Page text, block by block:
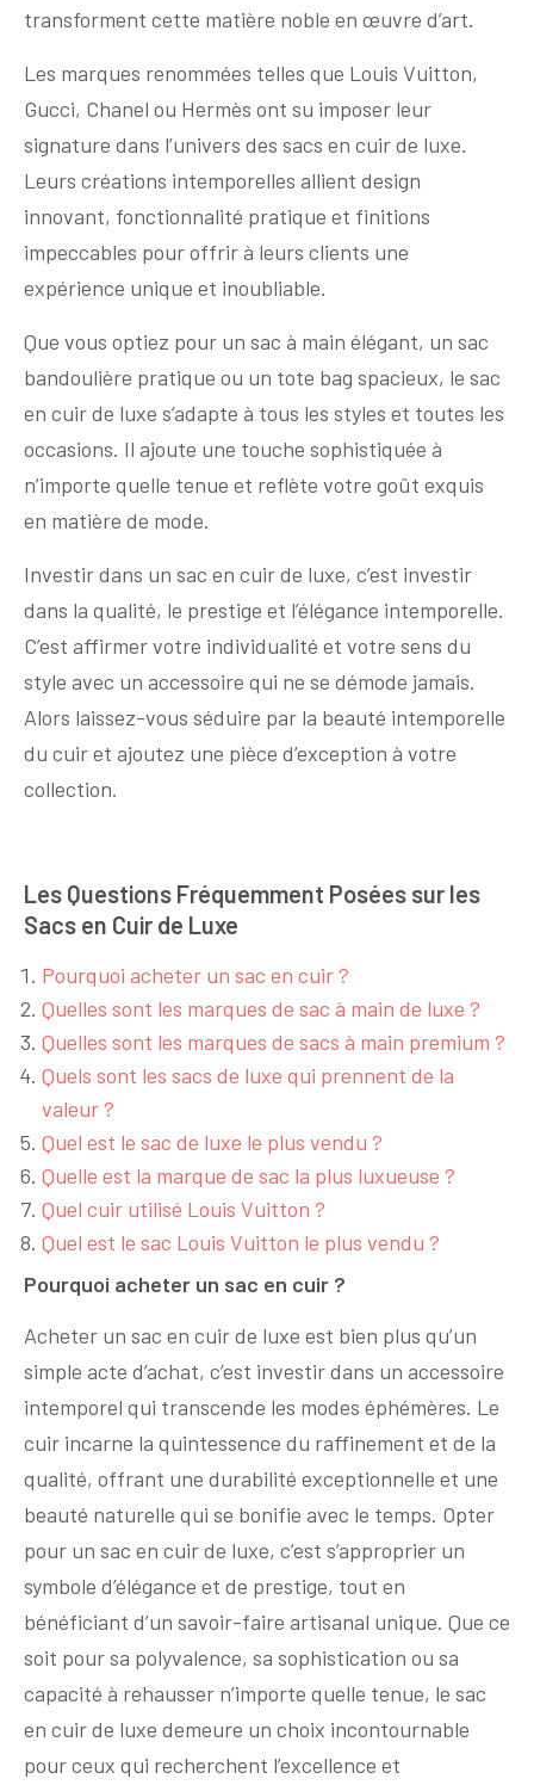
transforment cette matière noble en œuvre d’art.
Les marques renommées telles que Louis Vuitton,
Gucci, Chanel ou Hermès ont su imposer leur
signature dans l’univers des sacs en cuir de luxe.
Leurs créations intemporelles allient design
innovant, fonctionnalité pratique et finitions
impeccables pour offrir à leurs clients une
expérience unique et inoubliable.
Que vous optiez pour un sac à main élégant, un sac
bandoulière pratique ou un tote bag spacieux, le sac
en cuir de luxe s’adapte à tous les styles et toutes les
occasions. Il ajoute une touche sophistiquée à
n’importe quelle tenue et reflète votre goût exquis
en matière de mode.
Investir dans un sac en cuir de luxe, c’est investir
dans la qualité, le prestige et l’élégance intemporelle.
C’est affirmer votre individualité et votre sens du
style avec un accessoire qui ne se démode jamais.
Alors laissez-vous séduire par la beauté intemporelle
du cuir et ajoutez une pièce d’exception à votre
collection.
Les Questions Fréquemment Posées sur les
Sacs en Cuir de Luxe
Pourquoi acheter un sac en cuir ?
Quelles sont les marques de sac à main de luxe ?
Quelles sont les marques de sacs à main premium ?
Quels sont les sacs de luxe qui prennent de la
valeur ?
Quel est le sac de luxe le plus vendu ?
Quelle est la marque de sac la plus luxueuse ?
Quel cuir utilisé Louis Vuitton ?
Quel est le sac Louis Vuitton le plus vendu ?
Pourquoi acheter un sac en cuir ?
Acheter un sac en cuir de luxe est bien plus qu’un
simple acte d’achat, c’est investir dans un accessoire
intemporel qui transcende les modes éphémères. Le
cuir incarne la quintessence du raffinement et de la
qualité, offrant une durabilité exceptionnelle et une
beauté naturelle qui se bonifie avec le temps. Opter
pour un sac en cuir de luxe, c’est s’approprier un
symbole d’élégance et de prestige, tout en
bénéficiant d’un savoir-faire artisanal unique. Que ce
soit pour sa polyvalence, sa sophistication ou sa
capacité à rehausser n’importe quelle tenue, le sac
en cuir de luxe demeure un choix incontournable
pour ceux qui recherchent l’excellence et